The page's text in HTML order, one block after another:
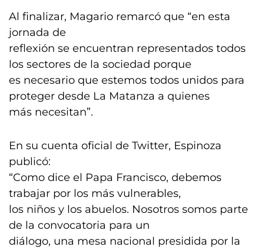
Al finalizar, Magario remarcó que “en esta
jornada de
reflexión se encuentran representados todos
los sectores de la sociedad porque
es necesario que estemos todos unidos para
proteger desde La Matanza a quienes
más necesitan”.
En su cuenta oficial de Twitter, Espinoza
publicó:
“Como dice el Papa Francisco, debemos
trabajar por los más vulnerables,
los niños y los abuelos. Nosotros somos parte
de la convocatoria para un
diálogo, una mesa nacional presidida por la